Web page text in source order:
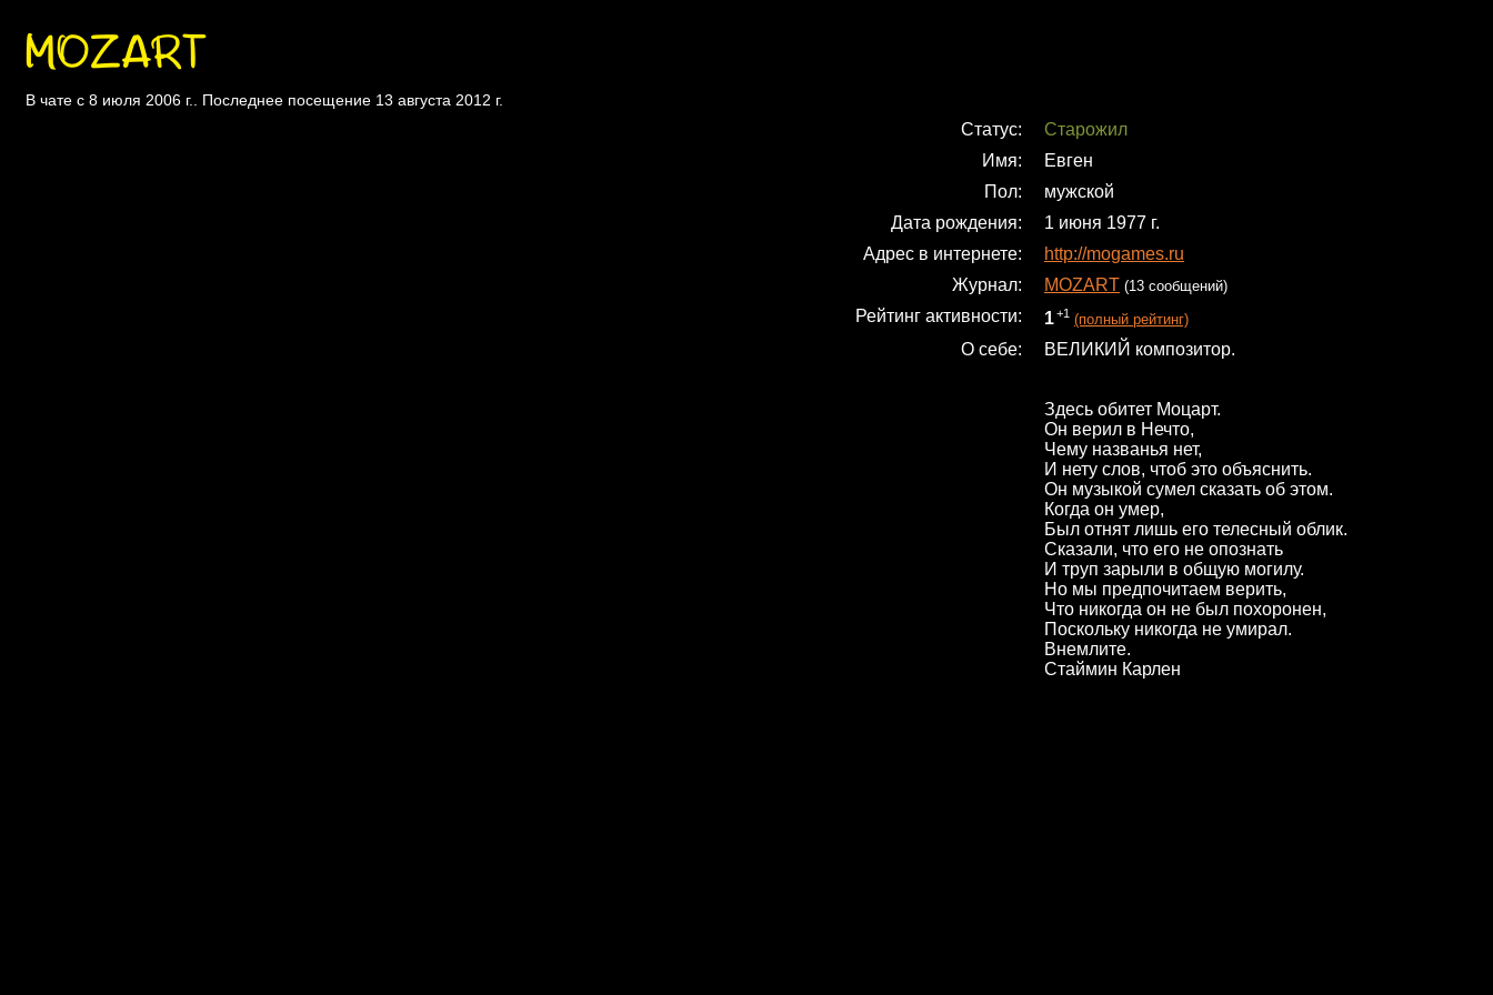
MOZART
В чате с 8 июля 2006 г.. Последнее посещение 13 августа 2012 г.
Статус
Старожил
Имя
Евген
Пол
мужской
Дата рождения
1 июня 1977 г.
Адрес в интернете
http://mogames.ru
Журнал
MOZART (13 сообщений)
Рейтинг активности 1+1 (полный рейтинг)
О себе ВЕЛИКИЙ композитор.
Здесь обитет Моцарт.
Он верил в Нечто,
Чему названья нет,
И нету слов, чтоб это объяснить.
Он музыкой сумел сказать об этом.
Когда он умер,
Был отнят лишь его телесный облик.
Сказали, что его не опознать
И труп зарыли в общую могилу.
Но мы предпочитаем верить,
Что никогда он не был похоронен,
Поскольку никогда не умирал.
Внемлите.
Стаймин Карлен